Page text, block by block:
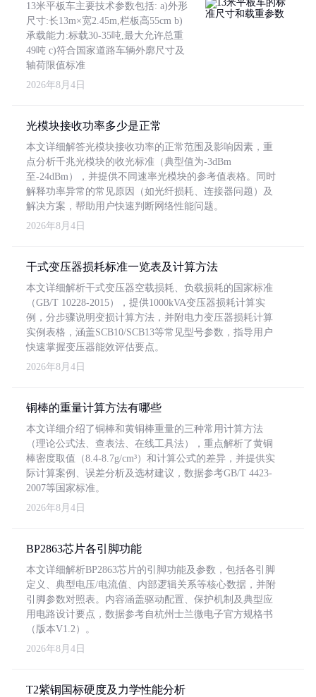
13米平板车主要技术参数包括: a)外形
尺寸:长13m×宽2.45m,栏板高55cm b)
承载能力:标载30-35吨,最大允许总重
49吨 c)符合国家道路车辆外廓尺寸及
轴荷限值标准
2026年8月4日
光模块接收功率多少是正常
本文详细解答光模块接收功率的正常范围及影响因素，重
点分析千兆光模块的收光标准（典型值为-3dBm
至-24dBm），并提供不同速率光模块的参考值表格。同时
解释功率异常的常见原因（如光纤损耗、连接器问题）及
解决方案，帮助用户快速判断网络性能问题。
2026年8月4日
干式变压器损耗标准一览表及计算方法
本文详细解析干式变压器空载损耗、负载损耗的国家标准
（GB/T 10228-2015），提供1000kVA变压器损耗计算实
例，分步骤说明变损计算方法，并附电力变压器损耗计算
实例表格，涵盖SCB10/SCB13等常见型号参数，指导用户
快速掌握变压器能效评估要点。
2026年8月4日
铜棒的重量计算方法有哪些
本文详细介绍了铜棒和黄铜棒重量的三种常用计算方法
（理论公式法、查表法、在线工具法），重点解析了黄铜
棒密度取值（8.4-8.7g/cm³）和计算公式的差异，并提供实
际计算案例、误差分析及选材建议，数据参考GB/T 4423-
2007等国家标准。
2026年8月4日
BP2863芯片各引脚功能
本文详细解析BP2863芯片的引脚功能及参数，包括各引脚
定义、典型电压/电流值、内部逻辑关系等核心数据，并附
引脚参数对照表。内容涵盖驱动配置、保护机制及典型应
用电路设计要点，数据参考自杭州士兰微电子官方规格书
（版本V1.2）。
2026年8月4日
T2紫铜国标硬度及力学性能分析